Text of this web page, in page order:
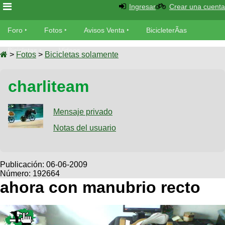
Foro
Foro
MecÃ¡nica
Fotos
SUBÃ
Galeria
Bicicletas
Viajes
Descenso
Dirt
Avisos
Ventas
SUBÃ
Buscar
Ultimos
Fotos
BicicleterÃ­
Bicicletas
Tandem
Videos
Cicloturismo
Ingresar Crear una cuenta
Foro Fotos Avisos Venta BicicleterÃ­as
Bicicletas Videos
> Fotos > Bicicletas solamente
charliteam
Mensaje privado
Notas del usuario
Publicación: 06-06-2009
Número: 192664
ahora con manubrio recto